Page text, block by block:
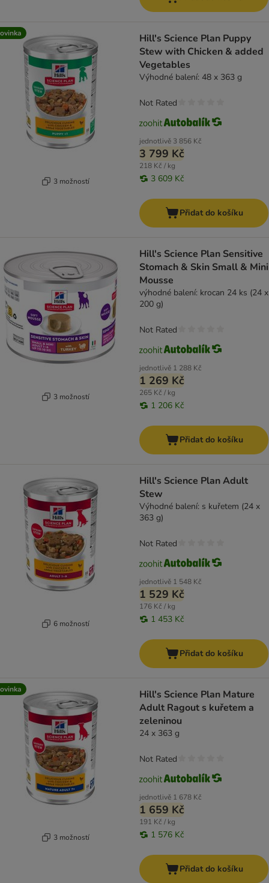
3 možností
Hill's Science Plan Puppy
Stew with Chicken & added
Vegetables
Výhodné balení: 48 x 363 g
jednotlivě 3 856 Kč
3 799 Kč
218 Kč / kg
3 609 Kč
Not Rated
Přidat do košíku
3 možností
Hill's Science Plan Sensitive
Stomach & Skin Small & Mini
Mousse
výhodné balení: krocan 24 ks (24 x
200 g)
jednotlivě 1 288 Kč
1 269 Kč
265 Kč / kg
1 206 Kč
Not Rated
Přidat do košíku
6 možností
Hill's Science Plan Adult
Stew
Výhodné balení: s kuřetem (24 x
363 g)
jednotlivě 1 548 Kč
1 529 Kč
176 Kč / kg
1 453 Kč
Not Rated
Přidat do košíku
3 možností
Hill's Science Plan Mature
Adult Ragout s kuřetem a
zeleninou
24 x 363 g
jednotlivě 1 678 Kč
1 659 Kč
191 Kč / kg
1 576 Kč
Not Rated
Přidat do košíku